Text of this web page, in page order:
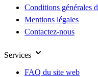
Conditions générales
Mentions légales
Contactez-nous
Services
FAQ du site web